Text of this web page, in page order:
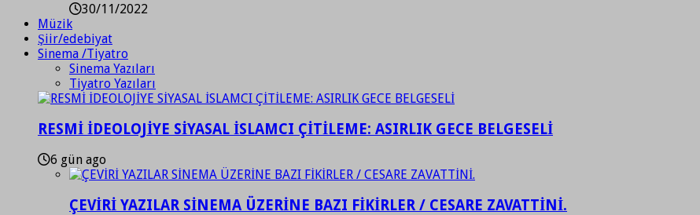
30/11/2022
Müzik
Şiir/edebiyat
Sinema /Tiyatro
Sinema Yazıları
Tiyatro Yazıları
RESMİ İDEOLOJİYE SİYASAL İSLAMCI ÇİTİLEME: ASIRLIK GECE BELGESELİ
6 gün ago
ÇEVİRİ YAZILAR SİNEMA ÜZERİNE BAZI FİKİRLER / CESARE ZAVATTİNİ.